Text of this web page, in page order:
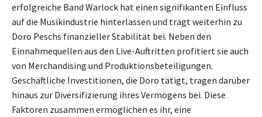
erfolgreiche Band Warlock hat einen signifikanten Einfluss
auf die Musikindustrie hinterlassen und trägt weiterhin zu
Doro Peschs finanzieller Stabilität bei. Neben den
Einnahmequellen aus den Live-Auftritten profitiert sie auch
von Merchandising und Produktionsbeteiligungen.
Geschäftliche Investitionen, die Doro tätigt, tragen darüber
hinaus zur Diversifizierung ihres Vermögens bei. Diese
Faktoren zusammen ermöglichen es ihr, eine